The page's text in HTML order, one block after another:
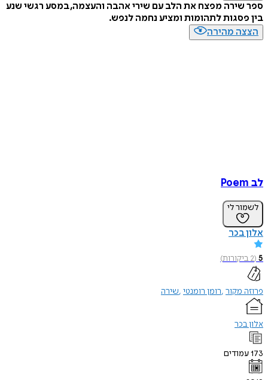
ספר שירה מפצח את הלב עם שירי אהבה והעצמה, במסע רגשי שנע
בין פסגות לתהומות ומציע נחמה לנפש.
הצצה מהירה
לב Poem
לשמור לי
אלון בכר
5
(
2ביקורות)
פרוזה מקור רומן רומנטי שירה
אלון בכר
173עמודים